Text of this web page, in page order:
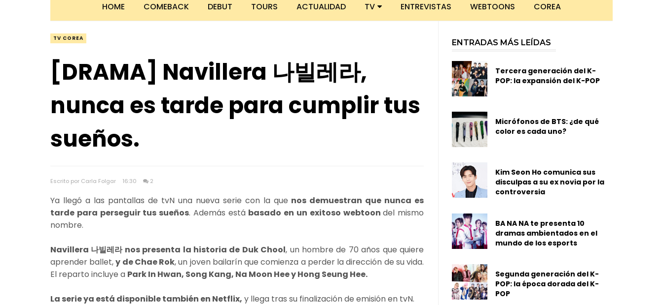
HOME COMEBACK DEBUT TOURS ACTUALIDAD TV ENTREVISTAS WEBTOONS COREA
TV COREA
[DRAMA] Navillera 나빌레라,
nunca es tarde para cumplir tus
sueños.
Escrito por Carla Folgar 16:30 2
Ya llegó a las pantallas de tvN una nueva serie con la que nos demuestran que nunca es
tarde para perseguir tus sueños. Además está basado en un exitoso webtoondel mismo
nombre.
Navillera 나빌레라 nos presenta la historia de Duk Chool, un hombre de 70 años que quiere
aprender ballet,y de Chae Rok, un joven bailarín que comienza a perder la dirección de su vida.
El reparto incluye a Park In Hwan, Song Kang, Na Moon Hee y Hong Seung Hee.
La serie ya está disponible también en Netflix, y llega tras su finalización de emisión en tvN.
ENTRADAS MÁS LEÍDAS
Tercera generación del K-
POP: la expansión del K-POP
Micrófonos de BTS: ¿de qué
color es cada uno?
Kim Seon Ho comunica sus
disculpas a su ex novia por la
controversia
BA NA NA te presenta 10
dramas ambientados en el
mundo de los esports
Segunda generación del K-
POP: la época dorada del K-
POP